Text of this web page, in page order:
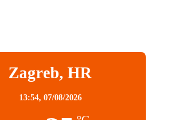
Zagreb, HR
13:54, 07/08/2026